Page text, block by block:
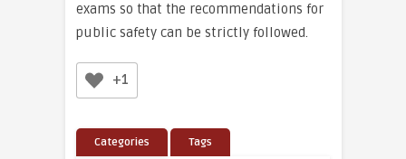
exams so that the recommendations for
public safety can be strictly followed.
+1
Categories Tags